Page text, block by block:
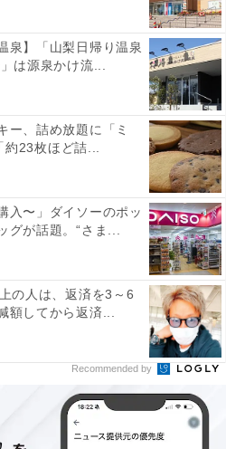
人気ホテル】「鳴子温泉 ホテル
れる理由
つく日」キャンペーンと
泉】「山梨日帰り温泉
は源泉かけ流...
ー、詰め放題に「ミ
23枚ほど詰...
入〜」ダイソーのポッ
グが話題。“さま...
の人は、返済を3～6
額してから返済...
Recommended by